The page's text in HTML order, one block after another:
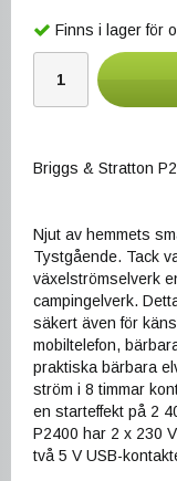
Finns i lager för
Briggs & Stratton
Njut av hemmets
Tystgående. Tack
växelströmselverk
campingelverk.
säkert även för
mobiltelefon,
praktiska bärbara
ström i 8 timmar
en starteffekt på 2
P2400 har 2 x 230
två 5 V USB-